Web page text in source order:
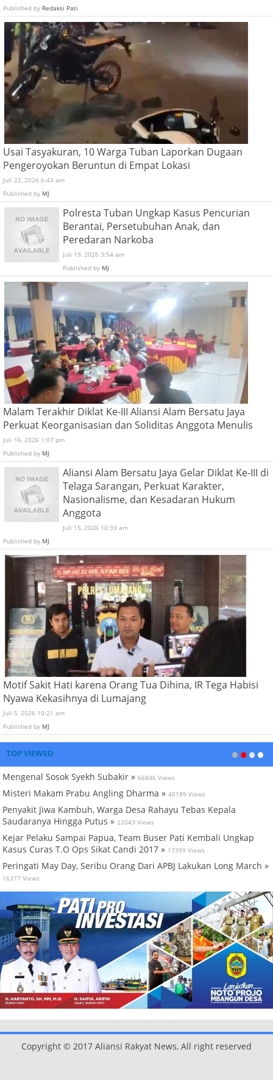
Published by Redaksi Pati
Usai Tasyakuran, 10 Warga Tuban Laporkan Dugaan
Pengeroyokan Beruntun di Empat Lokasi
Juli 22, 2026 6:43 am
Published by MJ
Polresta Tuban Ungkap Kasus Pencurian
Berantai, Persetubuhan Anak, dan
Peredaran Narkoba
Juli 19, 2026 3:54 am
Published by MJ
Malam Terakhir Diklat Ke-III Aliansi Alam Bersatu Jaya
Perkuat Keorganisasian dan Soliditas Anggota Menulis
Juli 16, 2026 1:07 pm
Published by MJ
Aliansi Alam Bersatu Jaya Gelar Diklat Ke-III di
Telaga Sarangan, Perkuat Karakter,
Nasionalisme, dan Kesadaran Hukum
Anggota
Juli 15, 2026 10:33 am
Published by MJ
Motif Sakit Hati karena Orang Tua Dihina, IR Tega Habisi
Nyawa Kekasihnya di Lumajang
Juli 5, 2026 10:21 am
Published by MJ
TOP VIEWED
Mengenal Sosok Syekh Subakir » 66846 Views
Misteri Makam Prabu Angling Dharma » 40189 Views
Penyakit Jiwa Kambuh, Warga Desa Rahayu Tebas Kepala
Saudaranya Hingga Putus » 22043 Views
Kejar Pelaku Sampai Papua, Team Buser Pati Kembali Ungkap
Kasus Curas T.O Ops Sikat Candi 2017 » 17399 Views
Peringati May Day, Seribu Orang Dari APBJ Lakukan Long March »
16377 Views
Copyright © 2017 Aliansi Rakyat News, All right reserved